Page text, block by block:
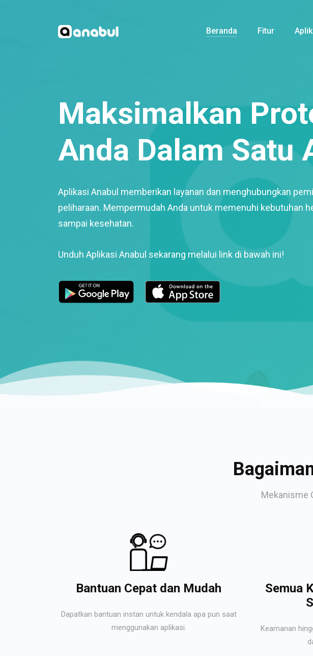
Beranda Fitur
Maksimalkan
Anda Dalam Satu
Aplikasi Anabul memberikan layanan dan menghubungkan
peliharaan. Mempermudah Anda untuk memenuhi kebutuhan
sampai kesehatan.
Unduh Aplikasi Anabul sekarang melalui link di bawah ini!
Mekanisme
Bantuan Cepat dan Mudah
Dapatkan bantuan instan untuk kendala apa pun saat
menggunakan aplikasi.
Semua
Keamanan